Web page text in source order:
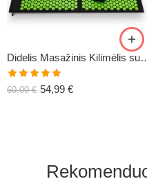
Didelis Masažinis Kilimėlis
Įvertinimas:
60,00€ 54,99 €